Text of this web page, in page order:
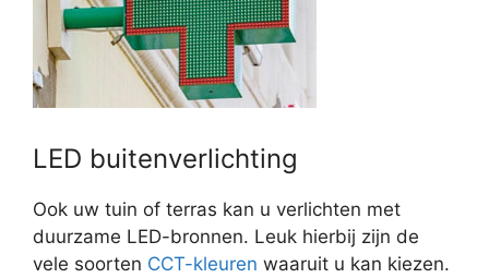
LED buitenverlichting
Ook uw tuin of terras kan u verlichten met
duurzame LED-bronnen. Leuk hierbij zijn de
vele soorten CCT-kleuren waaruit u kan kiezen.